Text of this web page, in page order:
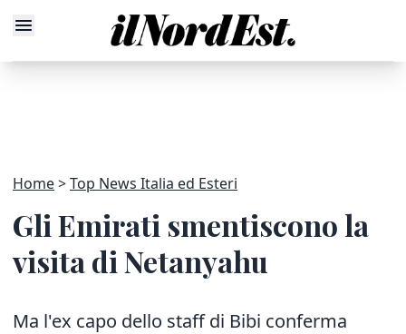
Home Top News Italia ed Esteri
Gli Emirati smentiscono la
visita di Netanyahu
Ma l'ex capo dello staff di Bibi conferma